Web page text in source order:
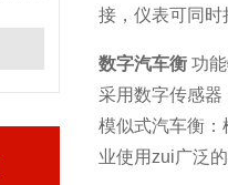
接，仪表可同时
数字汽车衡 功
采用数字传感器
模似式汽车衡
业使用zui广泛